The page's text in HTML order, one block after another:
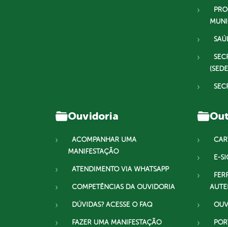
Ouvidoria
ACOMPANHAR UMA
MANIFESTAÇÃO
ATENDIMENTO VIA WHATSAPP
COMPETÊNCIAS DA OUVIDORIA
DÚVIDAS? ACESSE O FAQ
FAZER UMA MANIFESTAÇÃO
E-